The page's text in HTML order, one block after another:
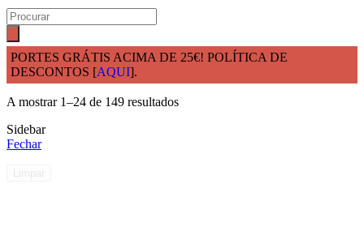
PORTES GRÁTIS ACIMA DE 25€! POLÍTICA DE
DESCONTOS [AQUI].
InícioCapacidade Total21 - 30cl
A mostrar 1–24 de 149 resultados
Sidebar
Fechar